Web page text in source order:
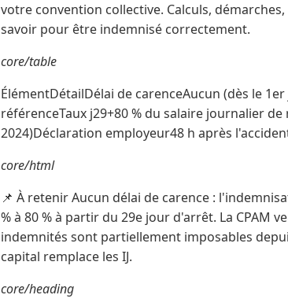
votre convention collective. Calculs,
savoir pour être indemnisé correctement.
core/table
ÉlémentDétailDélai de carenceAucun (dès le
référenceTaux j29+80 % du salaire journalier
2024)Déclaration employeur48 h après
core/html
📌 À retenir Aucun délai de carence :
% à 80 % à partir du 29e jour d'arrêt. La CPAM
indemnités sont partiellement imposables
capital remplace les IJ.
core/heading